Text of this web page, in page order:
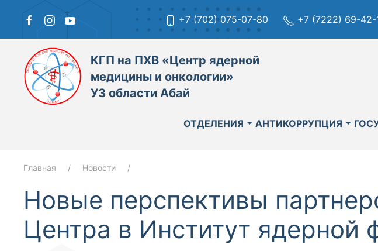
+7 (702) 075-07-80 +7 (7222) 69-42-
КГП на ПХВ «Центр ядерной
медицины и онкологии»
УЗ области Абай
ОТДЕЛЕНИЯ АНТИКОРРУПЦИЯ
Главная Новости
Новые перспективы
Центра в Институт ядерной